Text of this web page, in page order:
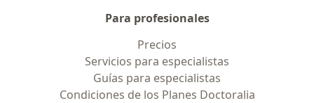
Para profesionales
Precios
Servicios para especialistas
Guías para especialistas
Condiciones de los Planes Doctoralia